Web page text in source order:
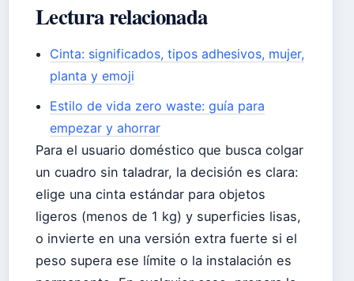
Lectura relacionada
Cinta: significados, tipos adhesivos, mujer,
planta y emoji
Estilo de vida zero waste: guía para
empezar y ahorrar
Para el usuario doméstico que busca colgar
un cuadro sin taladrar, la decisión es clara:
elige una cinta estándar para objetos
ligeros (menos de 1 kg) y superficies lisas,
o invierte en una versión extra fuerte si el
peso supera ese límite o la instalación es